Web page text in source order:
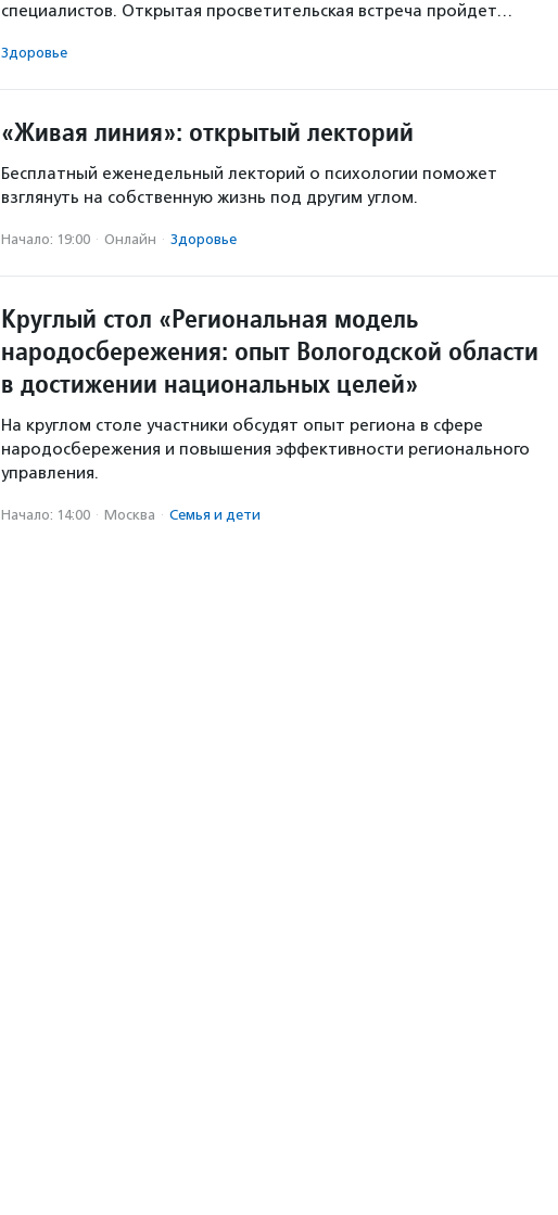
специалистов. Открытая просветительская встреча пройдет…
Здоровье
«Живая линия»: открытый лекторий
Бесплатный еженедельный лекторий о психологии поможет
взглянуть на собственную жизнь под другим углом.
Начало: 19:00 · Онлайн · Здоровье
Круглый стол «Региональная модель
народосбережения: опыт Вологодской области
в достижении национальных целей»
На круглом столе участники обсудят опыт региона в сфере
народосбережения и повышения эффективности регионального
управления.
Начало: 14:00 · Москва · Семья и дети